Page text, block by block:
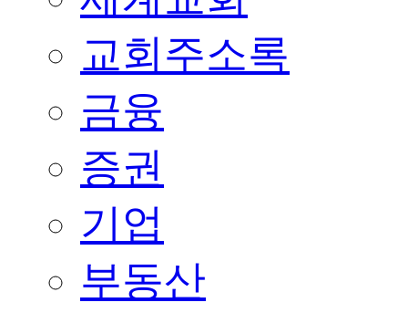
교회주소록
금융
증권
기업
부동산